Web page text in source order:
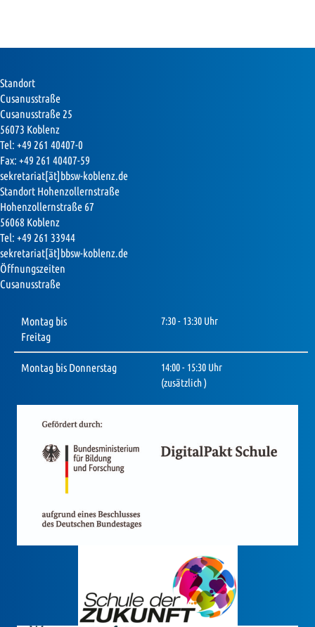
Standort
Cusanusstraße
Cusanusstraße 25
56073 Koblenz
Tel: +49 261 40407-0
Fax: +49 261 40407-59
sekretariat[ät]bbsw-koblenz.de
Standort Hohenzollernstraße
Hohenzollernstraße 67
56068 Koblenz
Tel: +49 261 33944
sekretariat[ät]bbsw-koblenz.de
Öffnungszeiten
Cusanusstraße
Montag bis
Freitag
7:30 - 13:30 Uhr
Montag bis Donnerstag
14:00 - 15:30 Uhr
(zusätzlich )